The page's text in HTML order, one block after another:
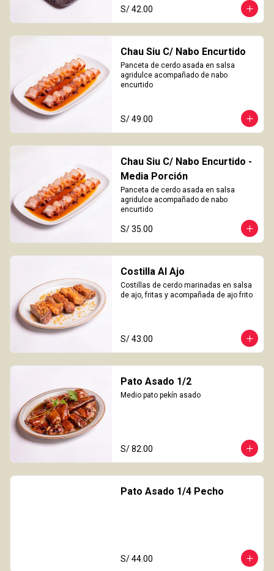
S/ 42.00
Chau Siu C/ Nabo Encurtido
Panceta de cerdo asada en salsa
agridulce acompañado de nabo
encurtido
S/ 49.00
Chau Siu C/ Nabo Encurtido -
Media Porción
Panceta de cerdo asada en salsa
agridulce acompañado de nabo
encurtido
S/ 35.00
Costilla Al Ajo
Costillas de cerdo marinadas en salsa
de ajo, fritas y acompañada de ajo frito
S/ 43.00
Pato Asado 1/2
Medio pato pekín asado
S/ 82.00
Pato Asado 1/4 Pecho
S/ 44.00